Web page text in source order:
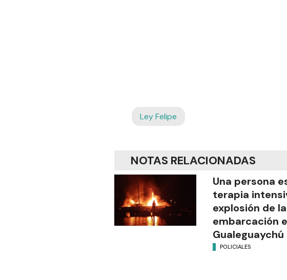
Ley Felipe
NOTAS RELACIONADAS
Una persona
terapia
explosión de la
embarcación
Gualeguaychú
POLICIALES